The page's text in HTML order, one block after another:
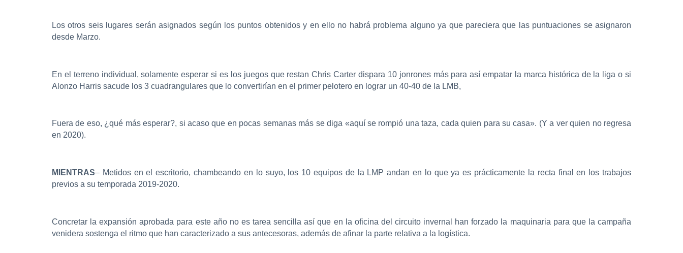
Los otros seis lugares serán asignados según los puntos obtenidos y en ello no habrá problema alguno ya que pareciera que las puntuaciones se asignaron
desde Marzo.
En el terreno individual, solamente esperar si es los juegos que restan Chris Carter dispara 10 jonrones más para así empatar la marca histórica de la liga o si
Alonzo Harris sacude los 3 cuadrangulares que lo convertirían en el primer pelotero en lograr un 40-40 de la LMB,
Fuera de eso, ¿qué más esperar?, si acaso que en pocas semanas más se diga «aquí se rompió una taza, cada quien para su casa». (Y a ver quien no regresa
en 2020).
MIENTRAS– Metidos en el escritorio, chambeando en lo suyo, los 10 equipos de la LMP andan en lo que ya es prácticamente la recta final en los trabajos
previos a su temporada 2019-2020.
Concretar la expansión aprobada para este año no es tarea sencilla así que en la oficina del circuito invernal han forzado la maquinaria para que la campaña
venidera sostenga el ritmo que han caracterizado a sus antecesoras, además de afinar la parte relativa a la logística.